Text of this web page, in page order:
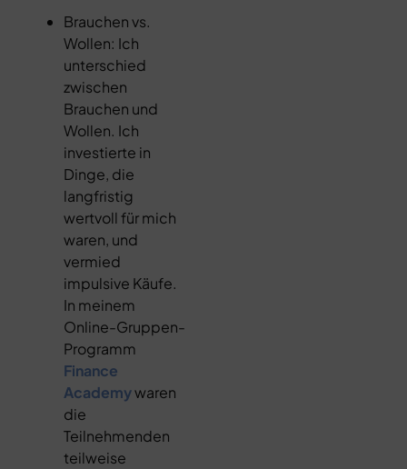
Brauchen vs.
Wollen: Ich
unterschied
zwischen
Brauchen und
Wollen. Ich
investierte in
Dinge, die
langfristig
wertvoll für mich
waren, und
vermied
impulsive Käufe.
In meinem
Online-Gruppen-
Programm
Finance
Academywaren
die
Teilnehmenden
teilweise